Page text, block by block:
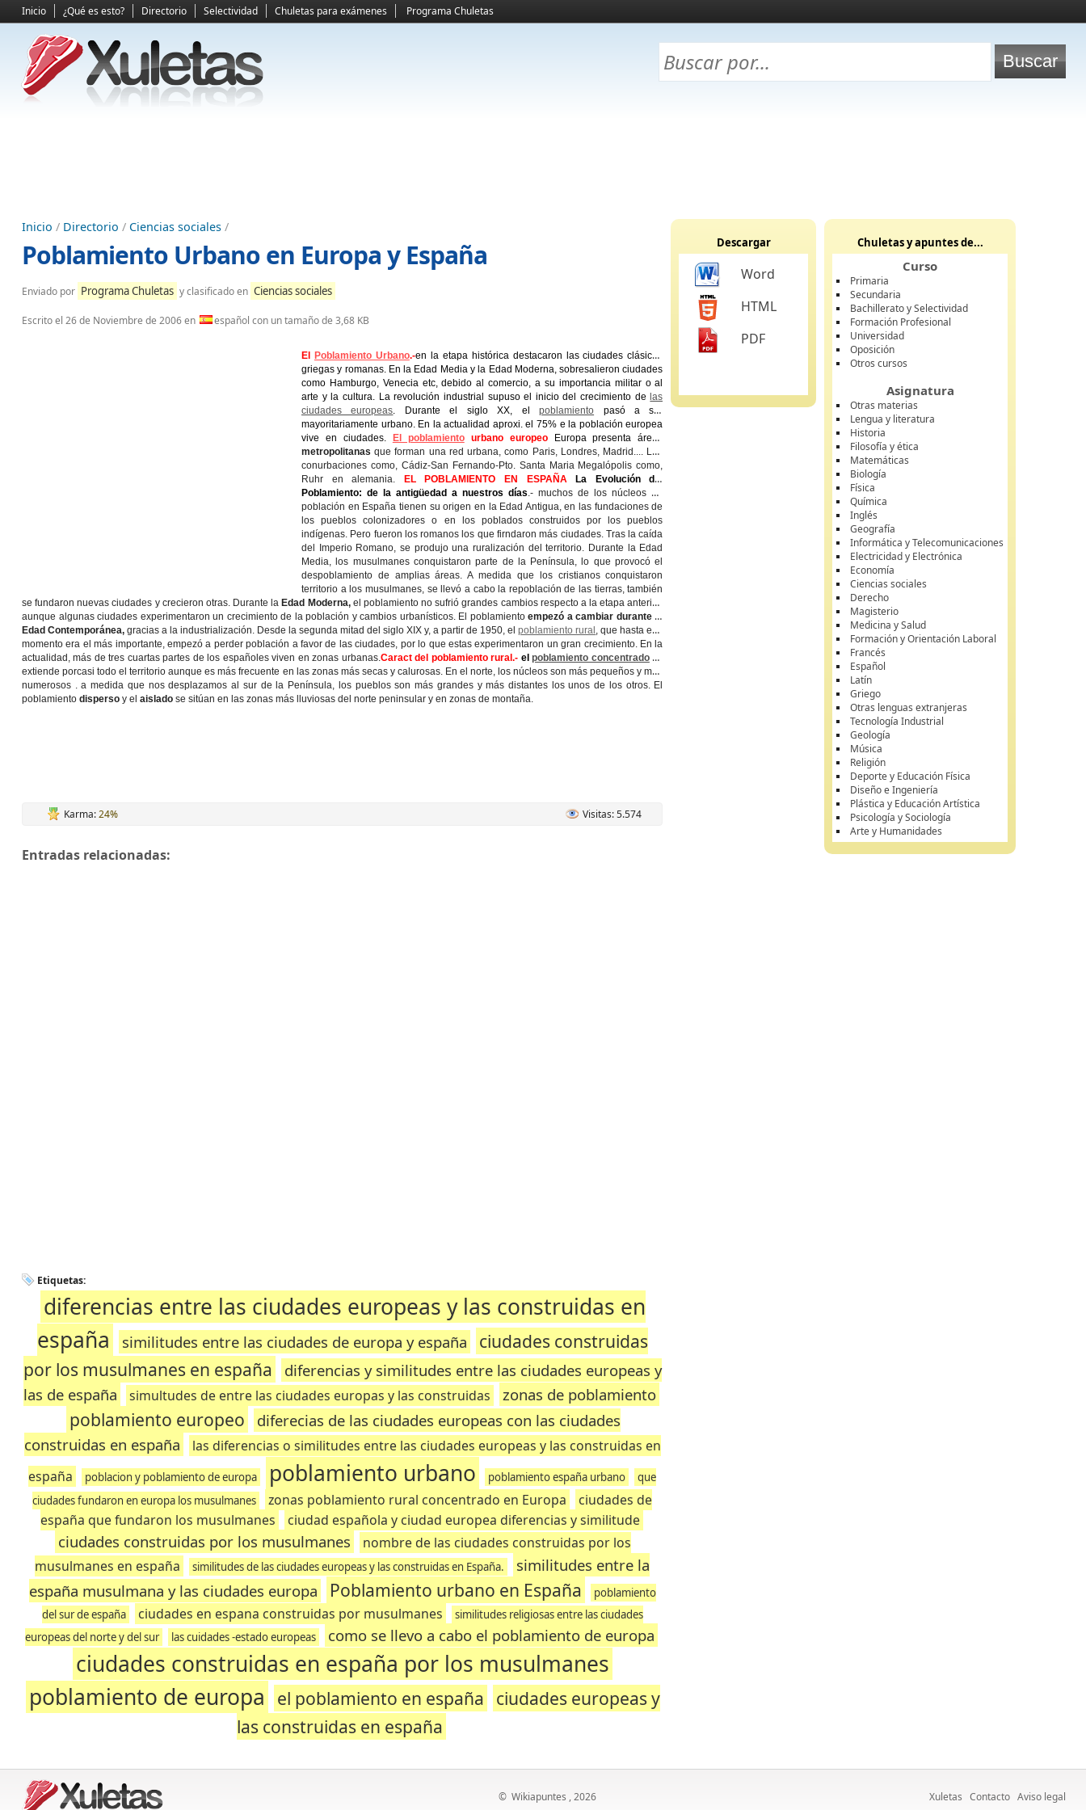
Inicio ¿Qué es esto? Directorio Selectividad Chuletas para exámenes Programa Chuletas
Inicio / Directorio / Ciencias sociales /
Poblamiento Urbano en Europa y España
Enviado por Programa Chuletas y clasificado en Ciencias sociales
Escrito el 26 de Noviembre de 2006en español con un tamaño de 3,68 KB
El Poblamiento Urbano.-en la etapa histórica destacaron las ciudades clásicas
griegas y romanas. En la Edad Media y la Edad Moderna, sobresalieron ciudades
como Hamburgo, Venecia etc, debido al comercio, a su importancia militar o al
arte y la cultura. La revolución industrial supuso el inicio del crecimiento de las
ciudades europeas. Durante el siglo XX, elpoblamiento pasó a ser
mayoritariamente urbano. En la actualidad aproxi. el 75% e la población europea
vive en ciudades.
El poblamientourbano europeoEuropa presenta áreas
metropolitanasque forman una red urbana, como Paris, Londres, Madrid.... Las
conurbaciones como, Cádiz-San Fernando-Pto. Santa Maria Megalópolis como,
Ruhr en alemania.
EL POBLAMIENTO EN ESPAÑA
La Evolución del
Poblamiento: de la antigüedad a nuestros días.- muchos de los núcleos de
población en España tienen su origen en la Edad Antigua, en las fundaciones de
los pueblos colonizadores o en los poblados construidos por los pueblos
indígenas. Pero fueron los romanos los que firndaron más ciudades. Tras la caída
del Imperio Romano, se produjo una ruralización del territorio. Durante la Edad
Media, los musulmanes conquistaron parte de la Península, lo que provocó el
despoblamiento de amplias áreas. A medida que los cristianos conquistaron
territorio a los musulmanes, se llevó a cabo la repoblación de las tierras, también
se fundaron nuevas ciudades y crecieron otras. Durante la Edad Moderna, el poblamiento no sufrió grandes cambios respecto a la etapa anterior,
aunque algunas ciudades experimentaron un crecimiento de la población y cambios urbanísticos. El poblamientoempezó a cambiar durante la
Edad Contemporánea,gracias a la industrialización. Desde la segunda mitad del siglo XIX y, a partir de 1950, elpoblamiento rural , que hasta ese
momento era el más importante, empezó a perder población a favor de las ciudades, por lo que estas experimentaron un gran crecimiento. En la
actualidad, más de tres cuartas partes de los españoles viven en zonas urbanas.Caract del poblamiento rural.- elpoblamiento concentrado se
extiende porcasi todo el territorio aunque es más frecuente en las zonas más secas y calurosas. En el norte, los núcleos son más pequeños y muy
numerosos . a medida que nos desplazamos al sur de la Península, los pueblos son más grandes y más distantes los unos de los otros. El
poblamiento disperso y el aislado se sitúan en las zonas más lluviosas del norte peninsular y en zonas de montaña.
Karma:24% Visitas: 5.574
Entradas relacionadas:
Etiquetas:
diferencias entre las ciudades europeas y las construidas en
españa
similitudes entre las ciudades de europa y españa
ciudades construidas
por los musulmanes en españa
diferencias y similitudes entre las ciudades europeas y
las de españa
simultudes de entre las ciudades europas y las construidas zonas de poblamiento
poblamiento europeo
diferecias de las ciudades europeas con las ciudades
construidas en españa
las diferencias o similitudes entre las ciudades europeas y las construidas en
españa
poblacion y poblamiento de europa poblamiento urbano poblamiento españa urbano
que
ciudades fundaron en europa los musulmanes
zonas poblamiento rural concentrado en Europa
ciudades de
españa que fundaron los musulmanes
ciudad española y ciudad europea diferencias y similitude
ciudades construidas por los musulmanes
nombre de las ciudades construidas por los
musulmanes en españa
similitudes de las ciudades europeas y las construidas en España.
similitudes entre la
españa musulmana y las ciudades europa
Poblamiento urbano en España
poblamiento
del sur de españa
ciudades en espana construidas por musulmanes
similitudes religiosas entre las ciudades
europeas del norte y del sur
las cuidades -estado europeas como se llevo a cabo el poblamiento de europa
ciudades construidas en españa por los musulmanes
poblamiento de europa
el poblamiento en españa ciudades europeas y
las construidas en españa
Descargar
Word
HTML
PDF
Chuletas y apuntes de...
Curso
Primaria
Secundaria
Bachillerato y Selectividad
Formación Profesional
Universidad
Oposición
Otros cursos
Asignatura
Otras materias
Lengua y literatura
Historia
Filosofía y ética
Matemáticas
Biología
Física
Química
Inglés
Geografía
Informática y Telecomunicaciones
Electricidad y Electrónica
Economía
Ciencias sociales
Derecho
Magisterio
Medicina y Salud
Formación y Orientación Laboral
Francés
Español
Latín
Griego
Otras lenguas extranjeras
Tecnología Industrial
Geología
Música
Religión
Deporte y Educación Física
Diseño e Ingeniería
Plástica y Educación Artística
Psicología y Sociología
Arte y Humanidades
Xuletas Contacto Aviso legal
© Wikiapuntes , 2026